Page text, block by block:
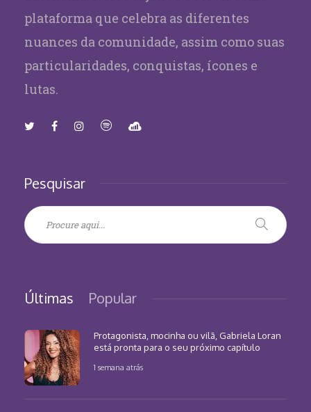
plataforma que celebra as diferentes
nuances da comunidade, assim como suas
particularidades, conquistas, ícones e
lutas.
Pesquisar
Últimas Popular
Protagonista, mocinha ou vilã, Gabriela Loran
está pronta para o seu próximo capítulo
1 semana atrás